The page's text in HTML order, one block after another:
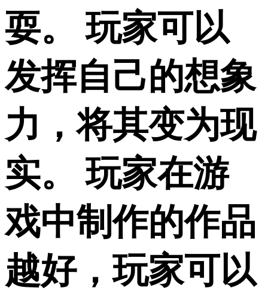
耍。 玩家可以
发挥自己的想象
力，将其变为现
实。 玩家在游
戏中制作的作品
越好，玩家可以